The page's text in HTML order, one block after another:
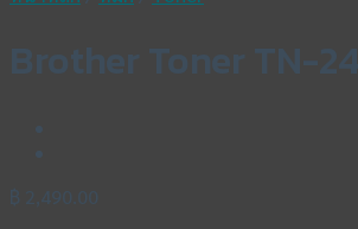
Brother Toner TN-
฿ 2,490.00